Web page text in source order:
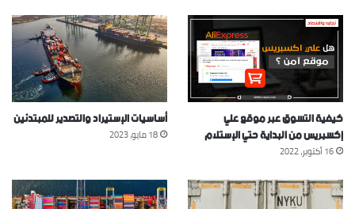
كيفية التسوق عبر موقع علي
إكسبريس من البداية حتي الإستلام
16 أكتوبر، 2022
أساسيات الإستيراد والتصدير للمبتدئين
18 مايو، 2023